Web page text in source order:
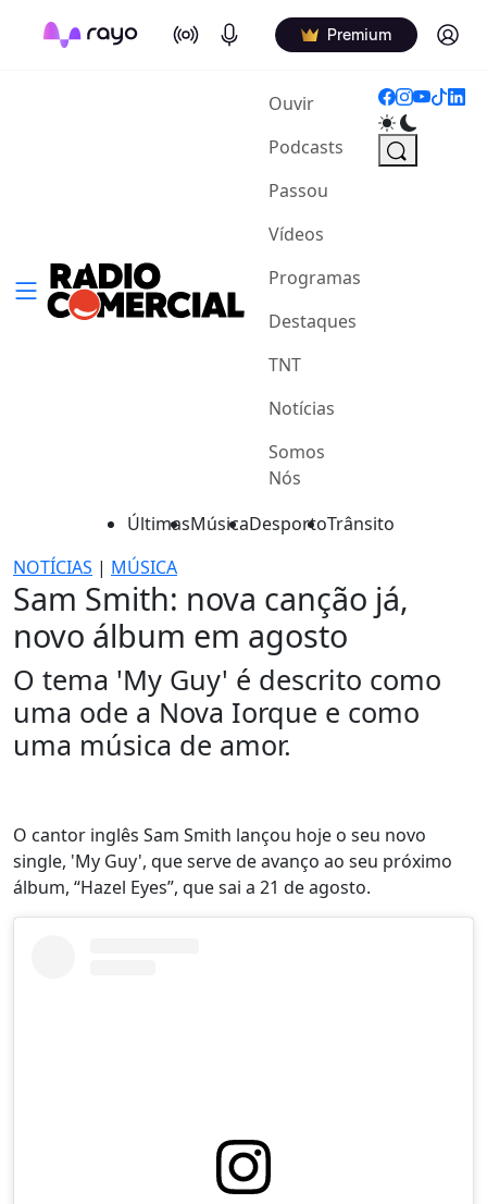
On Air Podcasts Premium Log in
Ouvir(current)
Podcasts
Passou
Vídeos
Programas
Destaques
TNT
Notícias
Somos
Nós
ÚltimasMúsicaDesportoTrânsito
NOTÍCIAS | MÚSICA
Sam Smith: nova canção já,
novo álbum em agosto
O tema 'My Guy' é descrito como
uma ode a Nova Iorque e como
uma música de amor.
O cantor inglês Sam Smith lançou hoje o seu novo
single, 'My Guy', que serve de avanço ao seu próximo
álbum, “Hazel Eyes”, que sai a 21 de agosto.